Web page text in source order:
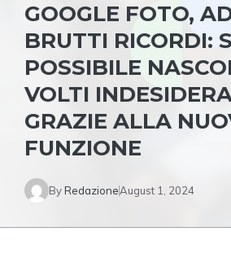
GOOGLE FOTO,
BRUTTI RICORDI:
POSSIBILE
VOLTI
GRAZIE ALLA
FUNZIONE
ByRedazioneAugust 1, 2024